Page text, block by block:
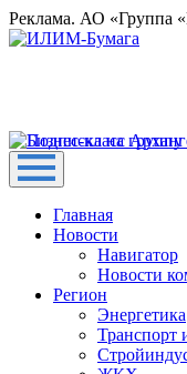
Реклама. АО «Группа
Главная
Новости
Навигатор
Новости
Регион
Энергетика
Транспорт